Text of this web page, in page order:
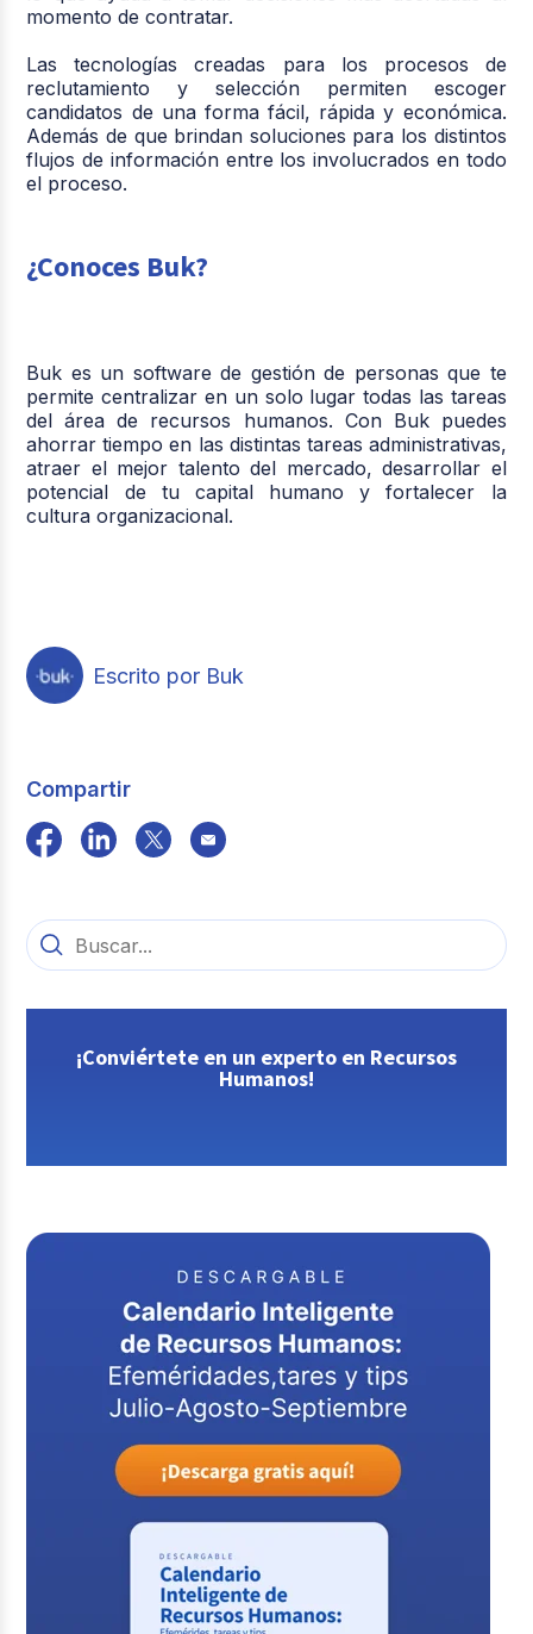
momento de contratar.
Las tecnologías creadas para los procesos de
reclutamiento y selección permiten escoger
candidatos de una forma fácil, rápida y económica.
Además de que brindan soluciones para los distintos
flujos de información entre los involucrados en todo
el proceso.
¿Conoces Buk?
Buk es un software de gestión de personas que te
permite centralizar en un solo lugar todas las tareas
del área de recursos humanos. Con Buk puedes
ahorrar tiempo en las distintas tareas administrativas,
atraer el mejor talento del mercado, desarrollar el
potencial de tu capital humano y fortalecer la
cultura organizacional.
Escrito por Buk
Compartir
¡Conviértete en un experto en Recursos
Humanos!